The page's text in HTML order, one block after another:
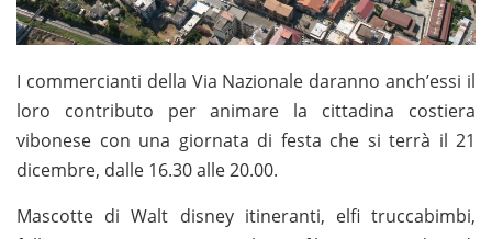
I commercianti della Via Nazionale daranno anch’essi il
loro contributo per animare la cittadina costiera
vibonese con una giornata di festa che si terrà il 21
dicembre, dalle 16.30 alle 20.00.
Mascotte di Walt disney itineranti, elfi truccabimbi,